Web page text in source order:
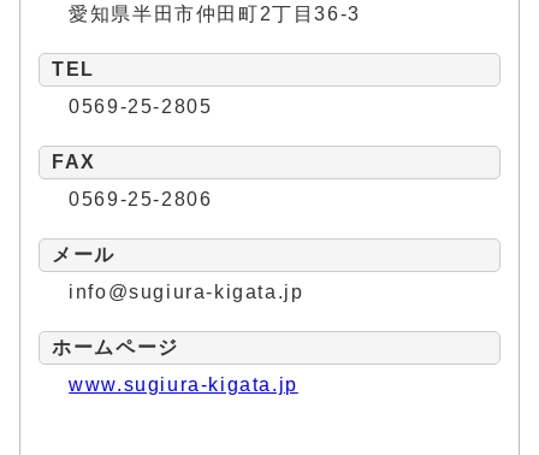
愛知県半田市仲田町2丁目36-3
TEL
0569-25-2805
FAX
0569-25-2806
メール
info@sugiura-kigata.jp
ホームページ
www.sugiura-kigata.jp